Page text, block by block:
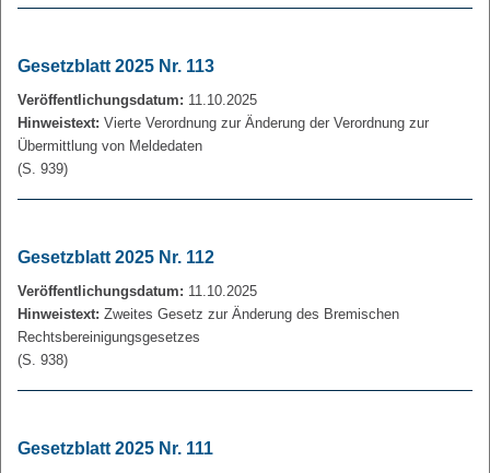
Gesetzblatt 2025 Nr. 113
Veröffentlichungsdatum: 11.10.2025
Hinweistext: Vierte Verordnung zur Änderung der Verordnung zur
Übermittlung von Meldedaten
(S. 939)
Gesetzblatt 2025 Nr. 112
Veröffentlichungsdatum: 11.10.2025
Hinweistext: Zweites Gesetz zur Änderung des Bremischen
Rechtsbereinigungsgesetzes
(S. 938)
Gesetzblatt 2025 Nr. 111